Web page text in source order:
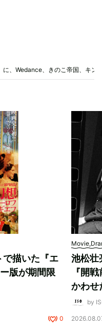
に、Wedance、きのこ帝国、キン
描いた『エ
版が期間限
0
池松壮
『開
かわせ
by